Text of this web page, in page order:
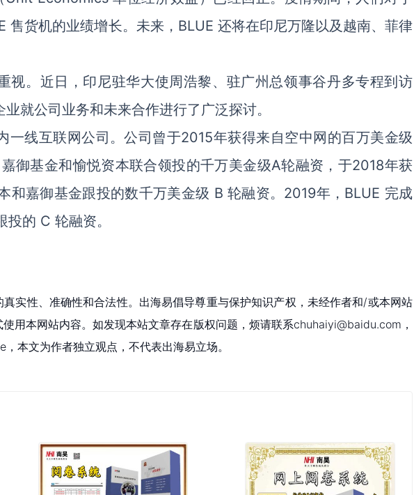
售货机的业绩增长。未来，BLUE 还将在印尼万隆以及越南、菲律
视。近日，印尼驻华大使周浩黎、驻广州总领事谷丹多专程到访
就公司业务和未来合作进行了广泛探讨。
一线互联网公司。公司曾于2015年获得来自空中网的百万美金级
御基金和愉悦资本联合领投的千万美金级A轮融资，于2018年获
和嘉御基金跟投的数千万美金级 B 轮融资。2019年，BLUE 完成
的 C 轮融资。
实性、准确性和合法性。出海易倡导尊重与保护知识产权，未经作者和/或本网站
用本网站内容。如发现本站文章存在版权问题，烦请联系chuhaiyi@baidu.com，
本文为作者独立观点，不代表出海易立场。